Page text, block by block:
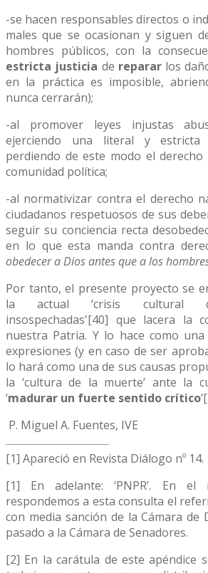
-se hacen responsables directos o
males que se ocasionan y siguen
hombres públicos, con la
estricta justicia de repararlos
en la práctica es imposible,
nunca cerrarán);
-al promover leyes injustas
ejerciendo una literal y estricta
perdiendo de este modo el
comunidad política;
-al normativizar contra el derecho
ciudadanos respetuosos de sus
seguir su conciencia recta
en lo que esta manda contra
obedecer a Dios antes que a los
Por tanto, el presente proyecto se
la actual ‘crisis cultural
insospechadas'[40] que lacera la
nuestra Patria. Y lo hace como
expresiones (y en caso de ser
lo hará como una de sus causas
la ‘cultura de la muerte’ ante la
‘madurar un fuerte sentido crítico
P. Miguel A. Fuentes, IVE
[1] Apareció en Revista Diálogo nº 14.
[1] En adelante: ‘PNPR’. En
respondemos a esta consulta el
con media sanción de la Cámara de
pasado a la Cámara de Senadores.
[2] En la carátula de este apéndice